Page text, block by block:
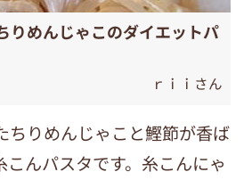
りめんじゃこのダイエットパ
ｒｉｉさん
ちりめんじゃこと鰹節が香ば
こんパスタです。糸こんにゃ